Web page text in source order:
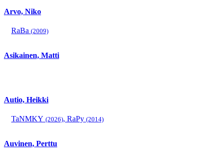
Arvo, Niko
RaBa (2009)
Asikainen, Matti
Autio, Heikki
TaNMKY (2026), RaPy (2014)
Auvinen, Perttu